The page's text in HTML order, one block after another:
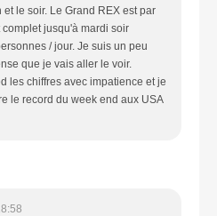
le soir. Le Grand REX est par
jusqu'à mardi soir
/ jour. Je suis un peu
que je vais aller le voir.
les chiffres avec impatience et je
le record du week end aux USA